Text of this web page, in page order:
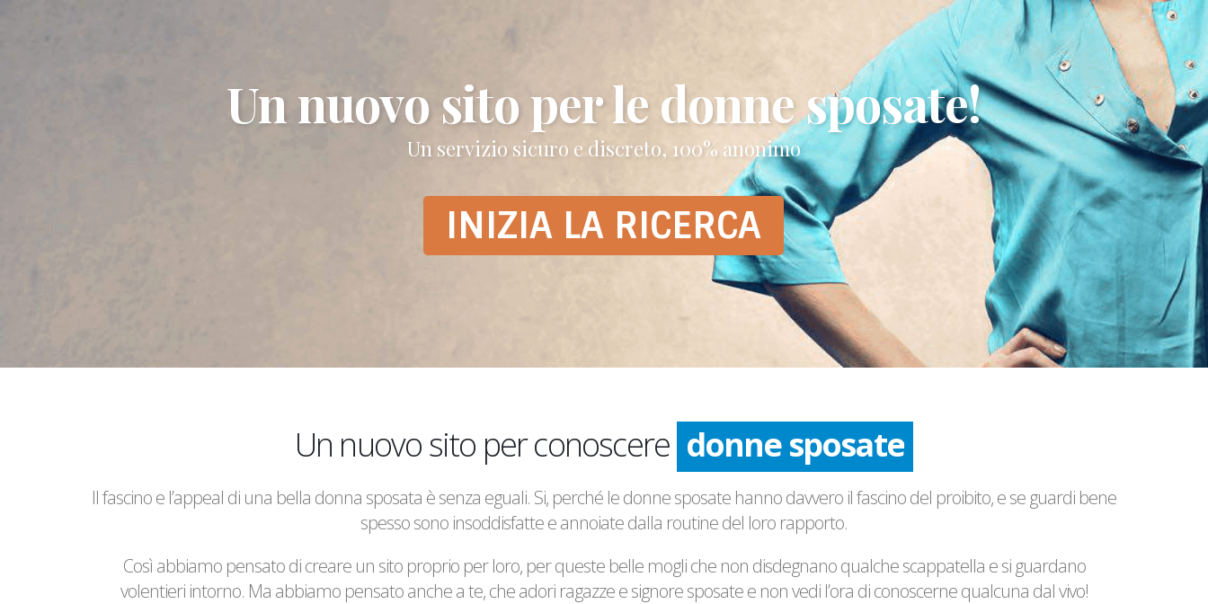
Un nuovo sito per conoscere donne sposate
donne sposate
Il fascino e l’appeal di una bella donna sposata è senza eguali. Si, perché le donne sposate hanno davvero il fascino del proibito, e se guardi bene
spesso sono insoddisfatte e annoiate dalla routine del loro rapporto.
Così abbiamo pensato di creare un sito proprio per loro, per queste belle mogli che non disdegnano qualche scappatella e si guardano
volentieri intorno. Ma abbiamo pensato anche a te, che adori ragazze e signore sposate e non vedi l’ora di conoscerne qualcuna dal vivo!